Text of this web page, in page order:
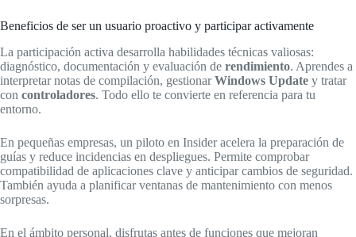
Beneficios de ser un usuario proactivo y participar activamente
La participación activa desarrolla habilidades técnicas valiosas:
diagnóstico, documentación y evaluación de rendimiento. Aprendes a
interpretar notas de compilación, gestionarWindows Update y tratar
con controladores. Todo ello te convierte en referencia para tu
entorno.
En pequeñas empresas, un piloto en Insider acelera la preparación de
guías y reduce incidencias en despliegues. Permite comprobar
compatibilidad de aplicaciones clave y anticipar cambios de seguridad.
También ayuda a planificar ventanas de mantenimiento con menos
sorpresas.
En el ámbito personal, disfrutas antes de funciones que mejoran